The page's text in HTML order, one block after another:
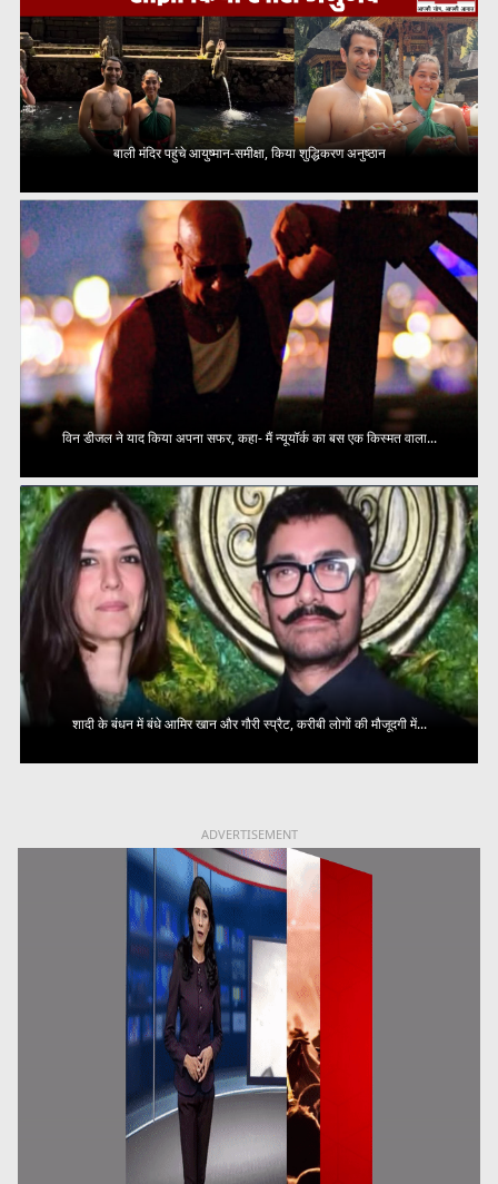
बाली मंदिर पहुंचे आयुष्मान-समीक्षा, किया शुद्धिकरण अनुष्ठान
विन डीजल ने याद किया अपना सफर, कहा- मैं न्यूयॉर्क का बस एक किस्मत वाला...
शादी के बंधन में बंधे आमिर खान और गौरी स्प्रैट, करीबी लोगों की मौजूदगी में...
ADVERTISEMENT